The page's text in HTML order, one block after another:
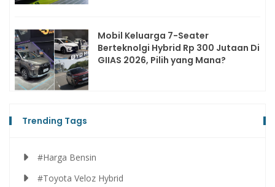
Mobil Keluarga 7-Seater
Berteknolgi Hybrid Rp 300 Jutaan Di
GIIAS 2026, Pilih yang Mana?
Trending Tags
#Harga Bensin
#Toyota Veloz Hybrid